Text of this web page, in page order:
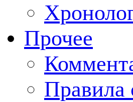
Прочее
Правила